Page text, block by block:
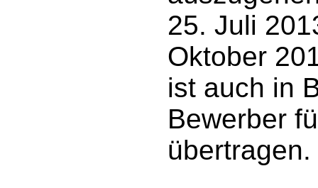
25. Juli
Oktober
ist auch in
Bewerber
übertragen.